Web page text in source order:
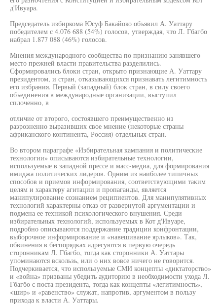
д'Ивуара.
Председатель избиркома Юсуф Бакайоко объявил А. Уаттару
победителем с 4.076 688 (54%) голосов, утверждая, что Л. Гбагбо
набрал 1.877 088 (46%) голосов.
Мнения международного сообщества по признанию занявшего
место прежней власти правительства разделились.
Сформировались блоки стран, открыто признающие А. Уаттару
президентом, и стран, отказывающихся признавать легитимность
его избрания. Первый (западный) блок стран, в силу своего
объединения в международные организации, выступил
сплоченно, в
отличие от второго, состоявшего преимущественно из
разрозненно выразивших свое мнение (некоторые страны
африканского континента, Россия) отдельных стран.
Во втором параграфе «Избирательная кампания и политические
технологии» описываются избирательные технологии,
используемые в западной прессе и масс-медиа, для формирования
имиджа политических лидеров. Одним из наиболее типичных
способов и приемов информирования, соответствующими таким
целям и характеру агитации и пропаганды, является
манипулирование сознанием реципиентов. Для манипулятивных
технологий характерны отказ от развернутой аргументации и
подмена ее техникой психологического внушения. Среди
избирательных технологий, используемых в Кот д'Ивуаре,
подробно описываются поддержание традиции конфронтации,
выборочное информирование и «навешивание ярлыков». Так,
обвинения в беспорядках адресуются в первую очередь
сторонникам Л. Гбагбо, тогда как сторонники А. Уаттары
упоминаются вскользь, или о них вовсе ничего не говорится.
Подчеркивается, что используемые СМИ концепты «диктаторство»
и «война» призваны убедить аудиторию в необходимости ухода Л.
Гбагбо с поста президента, тогда как концепты «легитимность»,
<шир» и «равенство» служат, напротив, аргументом в пользу
прихода к власти А. Уаттары.